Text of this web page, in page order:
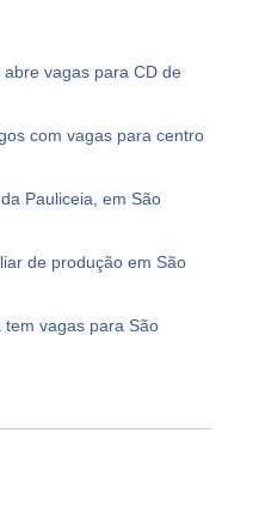
vagas para CD de
com vagas para centro
Pauliceia, em São
de produção em São
vagas para São